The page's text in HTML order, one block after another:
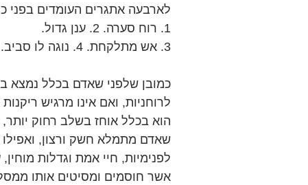
לארבעה אתגרים העומדים בפני
1. רוח סערה. 2. ענן גדול.
3. אש מתלקחת. 4. נוגה לו סביב.
כמובן שלפני שאדם בכלל נמצא
לרוחניות, ואם אינו מרגיש
הוא בכלל אוחז בשלב רחוק
שאדם מתמלא חשק ורצון,
לפנימיות, חיי אמת וגדלות
אשר חוסמים ומסיטים אותו